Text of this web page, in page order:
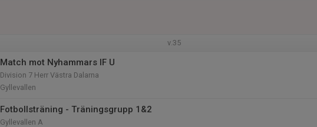
v.35
Match mot Nyhammars IF U
Division 7 Herr Västra Dalarna
Gyllevallen
Fotbollsträning - Träningsgrupp 1&2
Gyllevallen A